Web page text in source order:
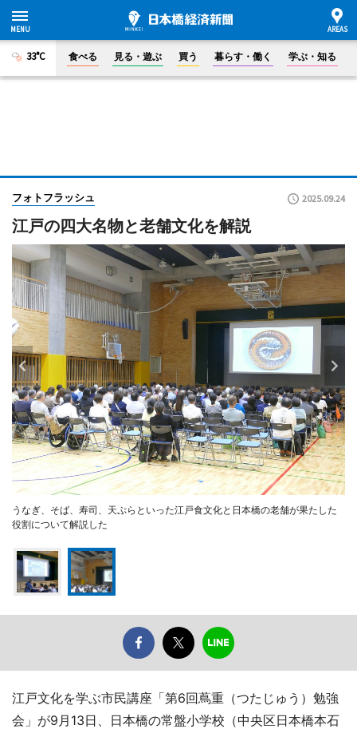
33°C 食べる 見る・遊ぶ 買う 暮らす・働く 学ぶ・知る
フォトフラッシュ 2025.09.24
江戸の四大名物と老舗文化を解説
うなぎ、そば、寿司、天ぷらといった江戸食文化と日本橋の老舗が果たした
役割について解説した
江戸文化を学ぶ市民講座「第6回蔦重（つたじゅう）勉強
会」が9月13日、日本橋の常盤小学校（中央区日本橋本石